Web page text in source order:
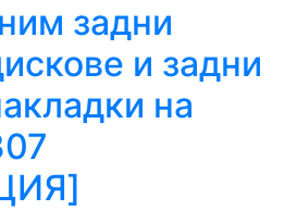
задни
и задни
на